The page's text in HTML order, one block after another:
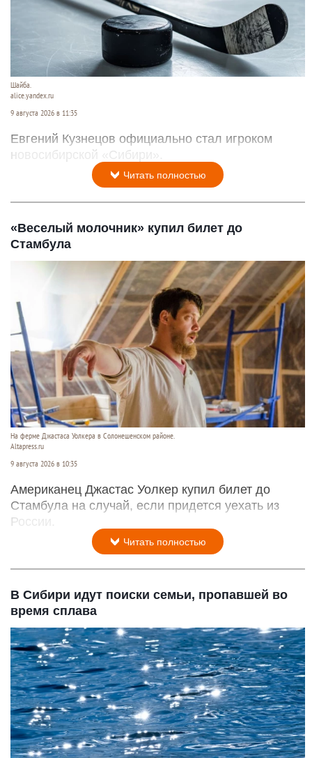
Шайба.
alice.yandex.ru
9 августа 2026 в 11:35
Евгений Кузнецов официально стал игроком
новосибирской «Сибири».
Читать полностью
«Веселый молочник» купил билет до
Стамбула
На ферме Джастаса Уолкера в Солонешенском районе.
Altapress.ru
9 августа 2026 в 10:35
Американец Джастас Уолкер купил билет до
Стамбула на случай, если придется уехать из
России.
Читать полностью
В Сибири идут поиски семьи, пропавшей во
время сплава